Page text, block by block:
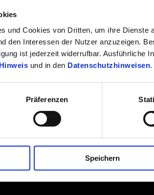
und Cookies von Dritten, um ihre Dienste
den Interessen der Nutzer anzuzeigen.
ist jederzeit widerrufbar. Ausführliche
und in den Datenschutzhinweisen.
Präferenzen
Speichern